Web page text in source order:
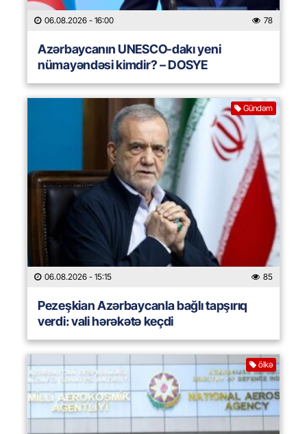
06.08.2026 - 16:00 78
Azərbaycanın UNESCO-dakı yeni
nümayəndəsi kimdir? – DOSYE
Gündəm
06.08.2026 - 15:15 85
Pezeşkian Azərbaycanla bağlı tapşırıq
verdi: vali hərəkətə keçdi
ölkə